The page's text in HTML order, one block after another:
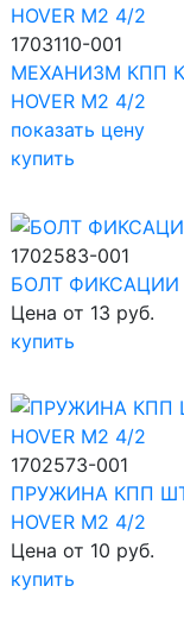
1703110-001
МЕХАНИЗМ КПП
HOVER M2 4/2
показать цену
купить
1702583-001
БОЛТ ФИКСАЦИИ
Цена от 13 руб.
купить
1702573-001
ПРУЖИНА КПП
HOVER M2 4/2
Цена от 10 руб.
купить